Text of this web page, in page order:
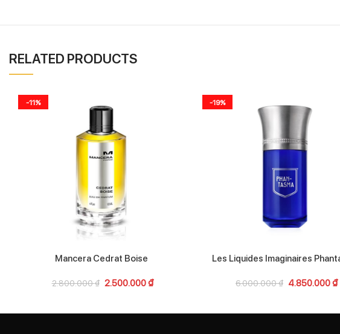
RELATED PRODUCTS
-11%
Mancera Cedrat Boise
2.800.000₫ 2.500.000₫
-19%
Les Liquides Imaginaires
6.000.000₫ 4.850.000₫